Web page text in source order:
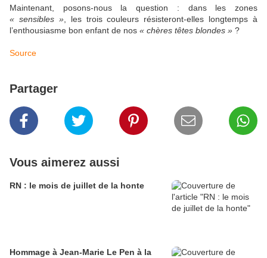
Maintenant, posons-nous la question : dans les zones
« sensibles », les trois couleurs résisteront-elles longtemps à
l’enthousiasme bon enfant de nos « chères têtes blondes » ?
Source
Partager
Vous aimerez aussi
RN : le mois de juillet de la honte
Hommage à Jean-Marie Le Pen à la